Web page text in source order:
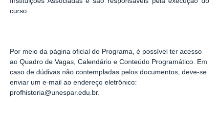
curso.
Por meio da página oficial do Programa, é possível ter acesso
ao Quadro de Vagas, Calendário e Conteúdo Programático. Em
caso de dúdivas não contempladas pelos documentos, deve-se
enviar um e-mail ao endereço eletrônico:
profhistoria@unespar.edu.br.